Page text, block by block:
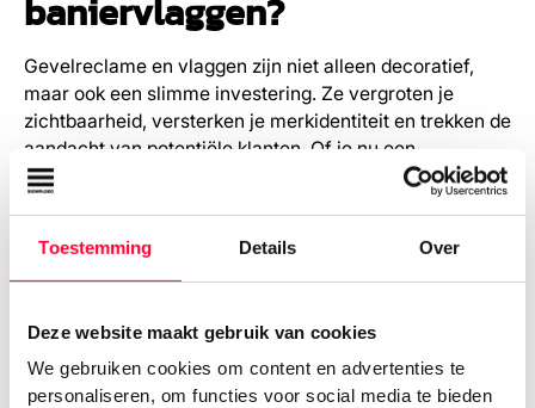
Toestemming Details Over
Deze website maakt gebruik van cookies
We gebruiken cookies om content en advertenties te
personaliseren, om functies voor social media te bieden
baniervlaggen?
Gevelreclame en vlaggen zijn niet alleen decoratief,
maar ook een slimme investering. Ze vergroten je
zichtbaarheid, versterken je merkidentiteit en trekken de
aandacht van potentiële klanten. Of je nu een
sportschool, winkel of kantoor runt: met de juiste visuele
Ben jij ook op zoek naar opvallende gevelreclame of
persoonlijke banier vlaggen voor jouw bedrijf? Ontdek
servicepagina .